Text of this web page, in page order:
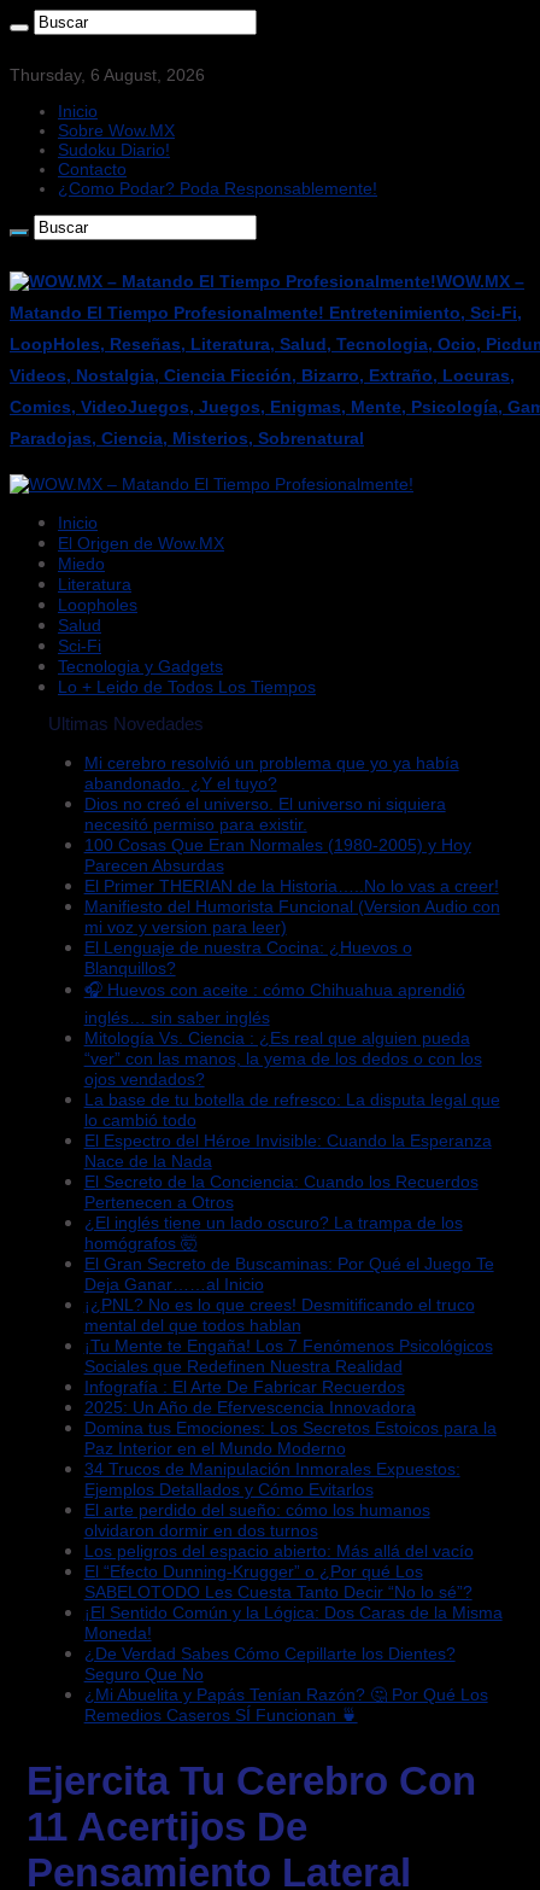
Thursday, 6 August, 2026
Inicio
Sobre Wow.MX
Sudoku Diario!
Contacto
¿Como Podar? Poda Responsablemente!
WOW.MX –
Matando El Tiempo Profesionalmente! Entretenimiento, Sci-Fi,
LoopHoles, Reseñas, Literatura, Salud, Tecnologia, Ocio,
Videos, Nostalgia, Ciencia Ficción, Bizarro, Extraño, Locuras,
Comics, VideoJuegos, Juegos, Enigmas, Mente, Psicología,
Paradojas, Ciencia, Misterios, Sobrenatural
Inicio
El Origen de Wow.MX
Miedo
Literatura
Loopholes
Salud
Sci-Fi
Tecnologia y Gadgets
Lo + Leido de Todos Los Tiempos
Ultimas Novedades
Mi cerebro resolvió un problema que yo ya había
abandonado. ¿Y el tuyo?
Dios no creó el universo. El universo ni siquiera
necesitó permiso para existir.
100 Cosas Que Eran Normales (1980-2005) y Hoy
Parecen Absurdas
El Primer THERIAN de la Historia…..No lo vas a creer!
Manifiesto del Humorista Funcional (Version Audio con
mi voz y version para leer)
El Lenguaje de nuestra Cocina: ¿Huevos o
Blanquillos?
🎧 Huevos con aceite : cómo Chihuahua aprendió
inglés… sin saber inglés
Mitología Vs. Ciencia : ¿Es real que alguien pueda
“ver” con las manos, la yema de los dedos o con los
ojos vendados?
La base de tu botella de refresco: La disputa legal que
lo cambió todo
El Espectro del Héroe Invisible: Cuando la Esperanza
Nace de la Nada
El Secreto de la Conciencia: Cuando los Recuerdos
Pertenecen a Otros
¿El inglés tiene un lado oscuro? La trampa de los
homógrafos 🤯
El Gran Secreto de Buscaminas: Por Qué el Juego Te
Deja Ganar……al Inicio
¡¿PNL? No es lo que crees! Desmitificando el truco
mental del que todos hablan
¡Tu Mente te Engaña! Los 7 Fenómenos Psicológicos
Sociales que Redefinen Nuestra Realidad
Infografía : El Arte De Fabricar Recuerdos
2025: Un Año de Efervescencia Innovadora
Domina tus Emociones: Los Secretos Estoicos para la
Paz Interior en el Mundo Moderno
34 Trucos de Manipulación Inmorales Expuestos:
Ejemplos Detallados y Cómo Evitarlos
El arte perdido del sueño: cómo los humanos
olvidaron dormir en dos turnos
Los peligros del espacio abierto: Más allá del vacío
El “Efecto Dunning-Krugger” o ¿Por qué Los
SABELOTODO Les Cuesta Tanto Decir “No lo sé”?
¡El Sentido Común y la Lógica: Dos Caras de la Misma
Moneda!
¿De Verdad Sabes Cómo Cepillarte los Dientes?
Seguro Que No
¿Mi Abuelita y Papás Tenían Razón? 🤔 Por Qué Los
Remedios Caseros SÍ Funcionan 🍵
Ejercita Tu Cerebro Con
11 Acertijos De
Pensamiento Lateral